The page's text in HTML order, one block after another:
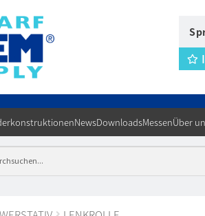
NewsDownloadsMessenÜber